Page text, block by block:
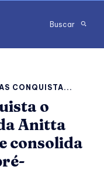
Buscar
CONQUISTA...
o
Anitta
consolida